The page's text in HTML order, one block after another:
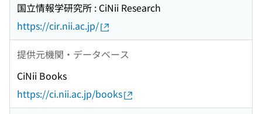
国立情報学研究所 : CiNii Research
https://cir.nii.ac.jp/
提供元機関・データベース
CiNii Books
https://ci.nii.ac.jp/books